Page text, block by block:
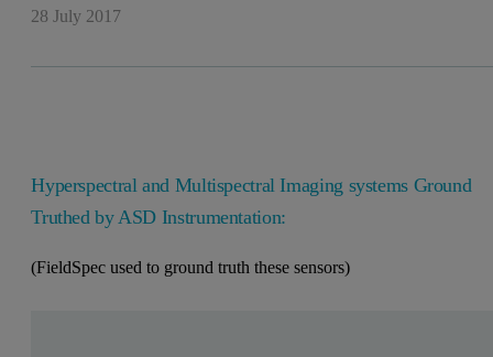
28 July 2017
Hyperspectral and Multispectral Imaging systems Ground
Truthed by ASD Instrumentation:
(FieldSpec used to ground truth these sensors)